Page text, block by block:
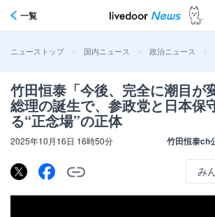
一覧
ニューストップ > 国内ニュース > 政治ニュース >
竹田恒泰「今後、完全に潮目が
総理の誕生で、参政党と日本保
る“正念場”の正体
2025年10月16日 16時50分 竹田恒泰ch
み